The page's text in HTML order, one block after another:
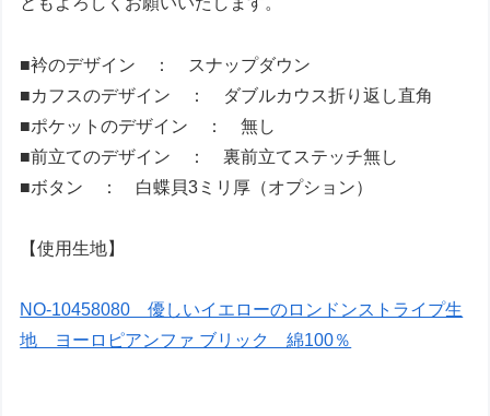
■衿のデザイン ： スナップダウン
■カフスのデザイン ： ダブルカウス折り返し直角
■ポケットのデザイン ： 無し
■前立てのデザイン ： 裏前立てステッチ無し
■ボタン ： 白蝶貝3ミリ厚（オプション）
【使用生地】
NO-10458080 優しいイエローのロンドンストライプ生
地 ヨーロピアンファ ブリック 綿100％